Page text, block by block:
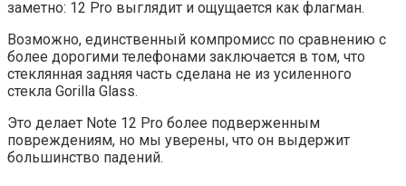
заметно: 12 Pro выглядит и ощущается как флагман.
Возможно, единственный компромисс по сравнению с
более дорогими телефонами заключается в том, что
стеклянная задняя часть сделана не из усиленного
стекла Gorilla Glass.
Это делает Note 12 Pro более подверженным
повреждениям, но мы уверены, что он выдержит
большинство падений.